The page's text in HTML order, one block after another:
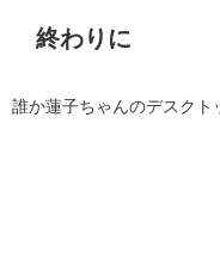
終わりに
誰か蓮子ちゃんのデスクト